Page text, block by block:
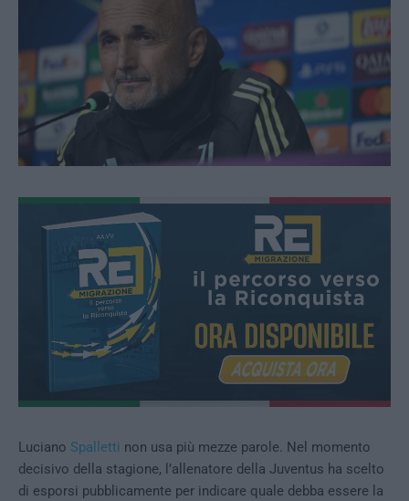
Luciano Spalletti non usa più mezze parole. Nel momento
decisivo della stagione, l’allenatore della Juventus ha scelto
di esporsi pubblicamente per indicare quale debba essere la